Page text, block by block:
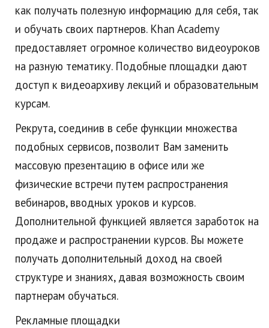
как получать полезную информацию для себя, так
и обучать своих партнеров. Khan Academy
предоставляет огромное количество видеоуроков
на разную тематику. Подобные площадки дают
доступ к видеоархиву лекций и образовательным
курсам.
Рекрута, соединив в себе функции множества
подобных сервисов, позволит Вам заменить
массовую презентацию в офисе или же
физические встречи путем распространения
вебинаров, вводных уроков и курсов.
Дополнительной функцией является заработок на
продаже и распространении курсов. Вы можете
получать дополнительный доход на своей
структуре и знаниях, давая возможность своим
партнерам обучаться.
Рекламные площадки